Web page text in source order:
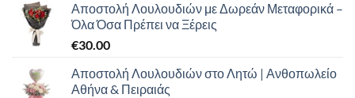
Αποστολή Λουλουδιών με Δωρεάν Μεταφορικά –
Όλα Όσα Πρέπει να Ξέρεις
€30.00
Αποστολή Λουλουδιών στο Λητώ | Ανθοπωλείο
Αθήνα & Πειραιάς